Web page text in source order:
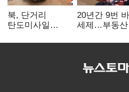
북, 단거리
탄도미사일
"즉각 중단 촉구"
20년간 9번
세제…부동산
건드렸다